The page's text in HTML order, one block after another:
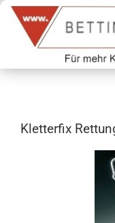
Kletterfix